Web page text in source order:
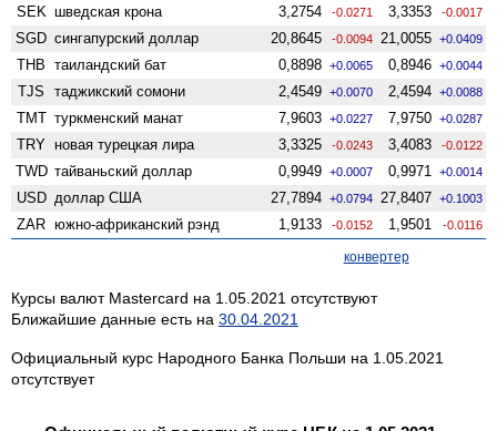
SEK шведская крона 3,2754 -0.0271 3,3353 -0.0017
SGD сингапурский доллар 20,8645 -0.0094 21,0055 +0.0409
THB таиландский бат 0,8898 +0.0065 0,8946 +0.0044
TJS таджикский сомони 2,4549 +0.0070 2,4594 +0.0088
TMT туркменский манат 7,9603 +0.0227 7,9750 +0.0287
TRY новая турецкая лира 3,3325 -0.0243 3,4083 -0.0122
TWD тайваньский доллар 0,9949 +0.0007 0,9971 +0.0014
USD доллар США 27,7894 +0.0794 27,8407 +0.1003
ZAR южно-африканский рэнд 1,9133 -0.0152 1,9501 -0.0116
конвертер
Курсы валют Mastercard на 1.05.2021 отсутствуют
Ближайшие данные есть на 30.04.2021
Официальный курс Народного Банка Польши на 1.05.2021
отсутствует